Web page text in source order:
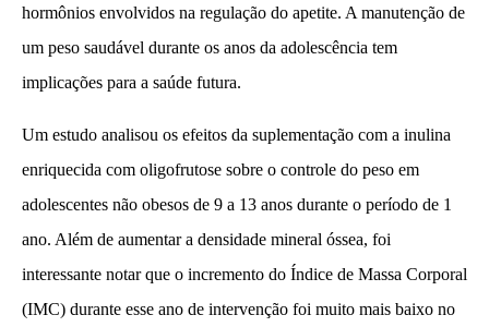
hormônios envolvidos na regulação do apetite. A manutenção de
um peso saudável durante os anos da adolescência tem
implicações para a saúde futura.
Um estudo analisou os efeitos da suplementação com a inulina
enriquecida com oligofrutose sobre o controle do peso em
adolescentes não obesos de 9 a 13 anos durante o período de 1
ano. Além de aumentar a densidade mineral óssea, foi
interessante notar que o incremento do Índice de Massa Corporal
(IMC) durante esse ano de intervenção foi muito mais baixo no